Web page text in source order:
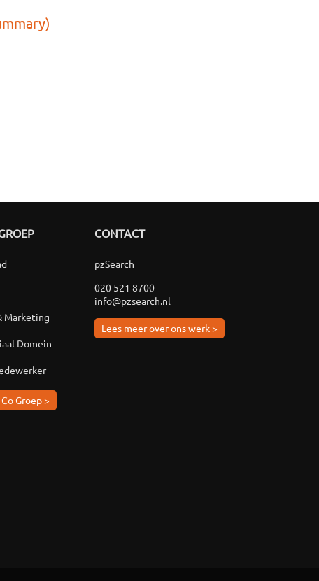
Marketing
Domein
Groep >
CONTACT
pzSearch
020 521 8700
info@pzsearch.nl
Lees meer over ons werk >